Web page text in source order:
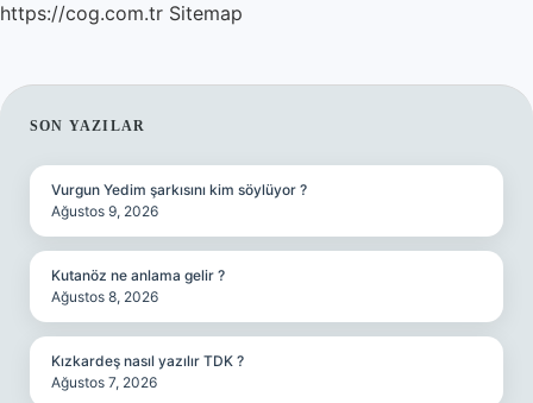
https://cog.com.tr Sitemap
SIDEBAR
SON YAZILAR
Vurgun Yedim şarkısını kim söylüyor ?
Ağustos 9, 2026
Kutanöz ne anlama gelir ?
Ağustos 8, 2026
Kızkardeş nasıl yazılır TDK ?
Ağustos 7, 2026